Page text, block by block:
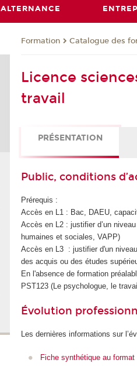
ALTERNANCE
Formation Catalogue des
Licence
travail
PRÉSENTATION
Public, conditions
Prérequis :
Accès en L1 : Bac, DAEU,
Accès en L2 : justifier d’un
humaines et sociales, VAPP)
Accès en L3 : justifier d'un
des acquis ou des études
En l'absence de formation
PST123 (Le psychologue, le
Évolution
Les dernières informations sur
Fiche synthétique au format